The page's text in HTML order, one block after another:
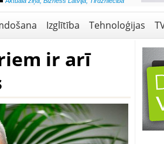
Izglītība Tehnoloģijas
ir arī